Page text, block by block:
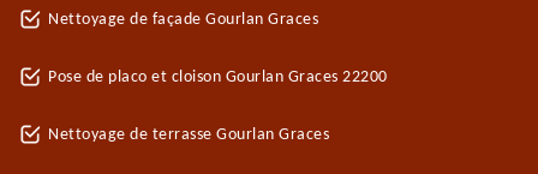
Nettoyage de façade Gourlan Graces
Pose de placo et cloison Gourlan Graces 22200
Nettoyage de terrasse Gourlan Graces